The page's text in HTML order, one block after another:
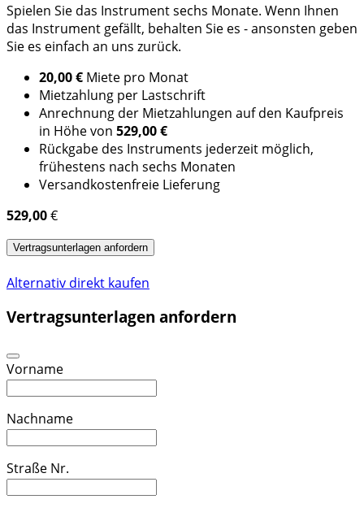
Spielen Sie das Instrument sechs Monate. Wenn Ihnen
das Instrument gefällt, behalten Sie es - ansonsten geben
Sie es einfach an uns zurück.
20,00 € Miete pro Monat
Mietzahlung per Lastschrift
Anrechnung der Mietzahlungen auf den Kaufpreis
in Höhe von 529,00 €
Rückgabe des Instruments jederzeit möglich,
frühestens nach sechs Monaten
Versandkostenfreie Lieferung
529,00€
Vertragsunterlagen anfordern
Alternativ direkt kaufen
Vertragsunterlagen anfordern
Vorname
Nachname
Straße Nr.